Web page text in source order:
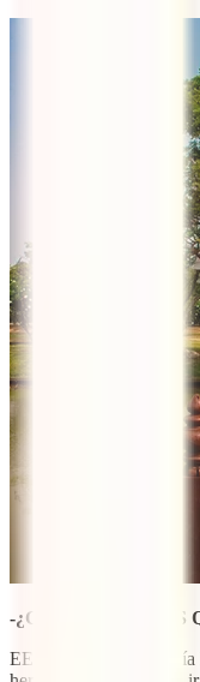
-¿CUÁL ES EL PAÍS
EEUU. Nunca me había